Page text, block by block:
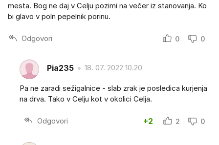
mesta. Bog ne daj v Celju pozimi na večer iz stanovanja. Ko
bi glavo v poln pepelnik porinu.
Odgovori 0 0
Pia235 18. 07. 2022 10.20
Pa ne zaradi sežigalnice - slab zrak je posledica kurjenja
na drva. Tako v Celju kot v okolici Celja.
Odgovori +2 2 0